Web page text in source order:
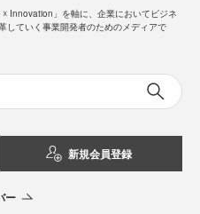
☓ Innovation」を軸に、企業においてビジネ
していく事業開発者のためのメディアで
新規会員登録
ー